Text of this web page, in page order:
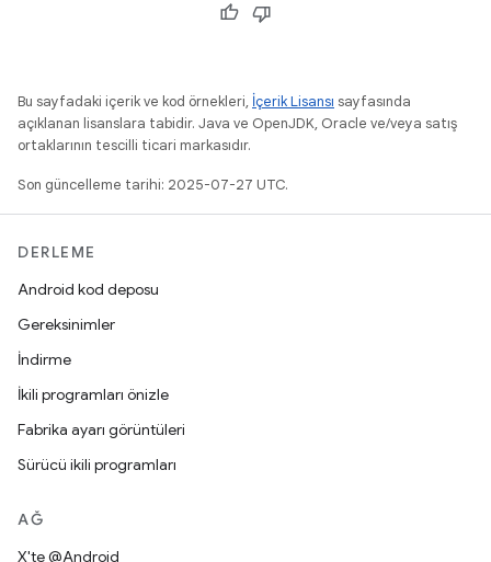
Bu sayfadaki içerik ve kod örnekleri, İçerik Lisansı sayfasında
açıklanan lisanslara tabidir. Java ve OpenJDK, Oracle ve/veya satış
ortaklarının tescilli ticari markasıdır.
Son güncelleme tarihi: 2025-07-27 UTC.
DERLEME
Android kod deposu
Gereksinimler
İndirme
İkili programları önizle
Fabrika ayarı görüntüleri
Sürücü ikili programları
AĞ
X'te @Android